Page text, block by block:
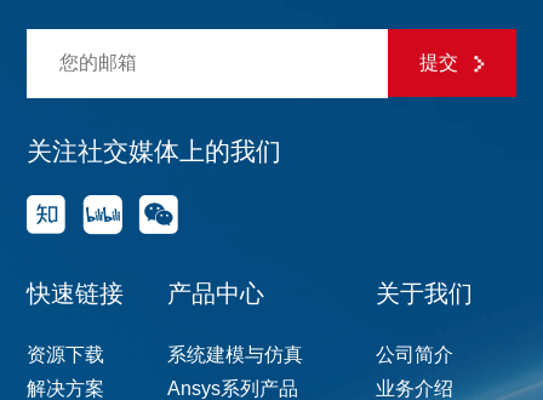
提交
关注社交媒体上的我们
快速链接
资源下载
解决方案
产品中心
系统建模与仿真
Ansys系列产品
关于我们
公司简介
业务介绍